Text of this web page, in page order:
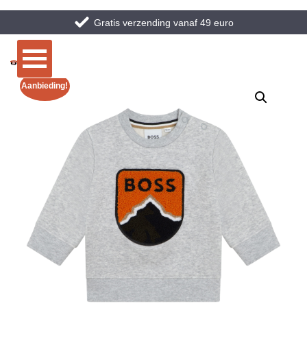
Gratis verzending vanaf 49 euro
Aanbieding!